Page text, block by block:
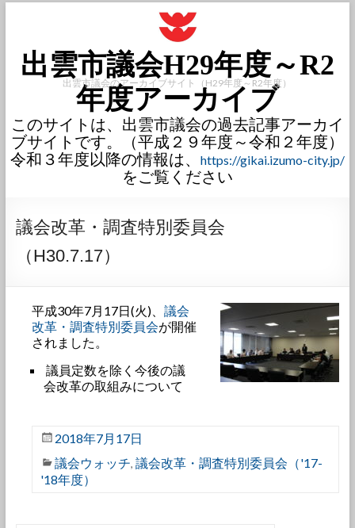
出雲市議会H29年度～R2
年度アーカイブ
出雲市議会のアーカイブサイト（H29年度～R2年度）
このサイトは、出雲市議会の過去記事アーカイ
ブサイトです。（平成２９年度～令和２年度）
令和３年度以降の情報は、
https://gikai.izumo-city.jp/
をご覧ください
議会改革・調査特別委員会
（H30.7.17）
平成30年7月17日(火)、 議会
改革・調査特別委員会が開催
されました。
議員定数を除く今後の議
会改革の取組みについて
2018年7月17日
議会ウォッチ, 議会改革・調査特別委員会（'17-
'18年度）